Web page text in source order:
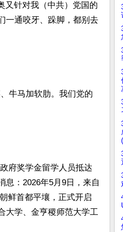
又针对我（中共）党国的
一通咬牙、跺脚，都别去
牛马加软肋。我们党的
府奖学金留学人员抵达
息：2026年5月9日，来自
鲜首都平壤，正式开启
大学、金亨稷师范大学工
(